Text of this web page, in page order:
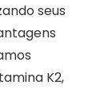
seus
K2,